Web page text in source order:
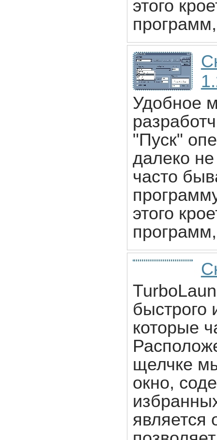
этого
Удобное
"Пуск"
далеко
часто
этого
быстрого
которые
щелчке
окно,
является